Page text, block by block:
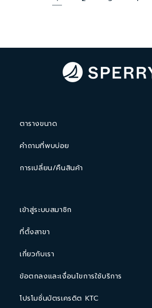
ตารางขนาด
คำถามที่พบบ่อย
การเปลี่ยน/คืนสินค้า
เข้าสู่ระบบสมาชิก
ที่ตั้งสาขา
เกี่ยวกับเรา
ข้อตกลงและเงื่อนไขการใช้บริการ
โปรโมชั่นบัตรเครดิต KTC